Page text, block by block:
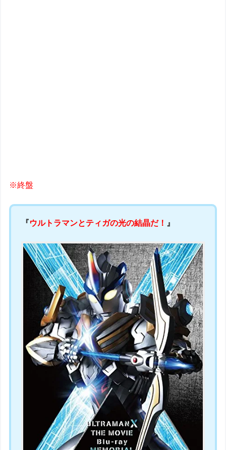
※終盤
『ウルトラマンとティガの光の結晶だ！ 』